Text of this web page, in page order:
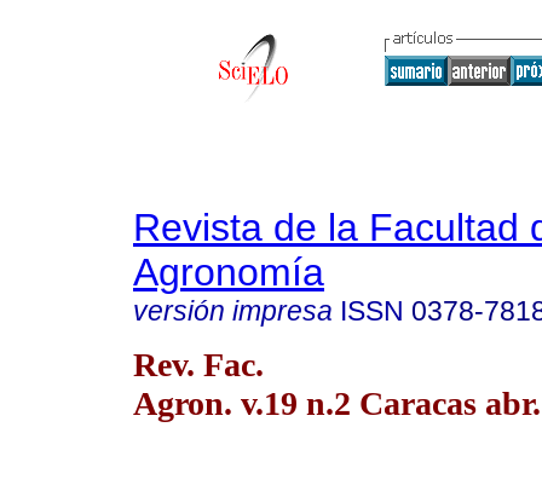
Revista de la Facultad
Agronomía
versión impresa ISSN 0378-
Rev. Fac.
Agron. v.19 n.2 Caracas